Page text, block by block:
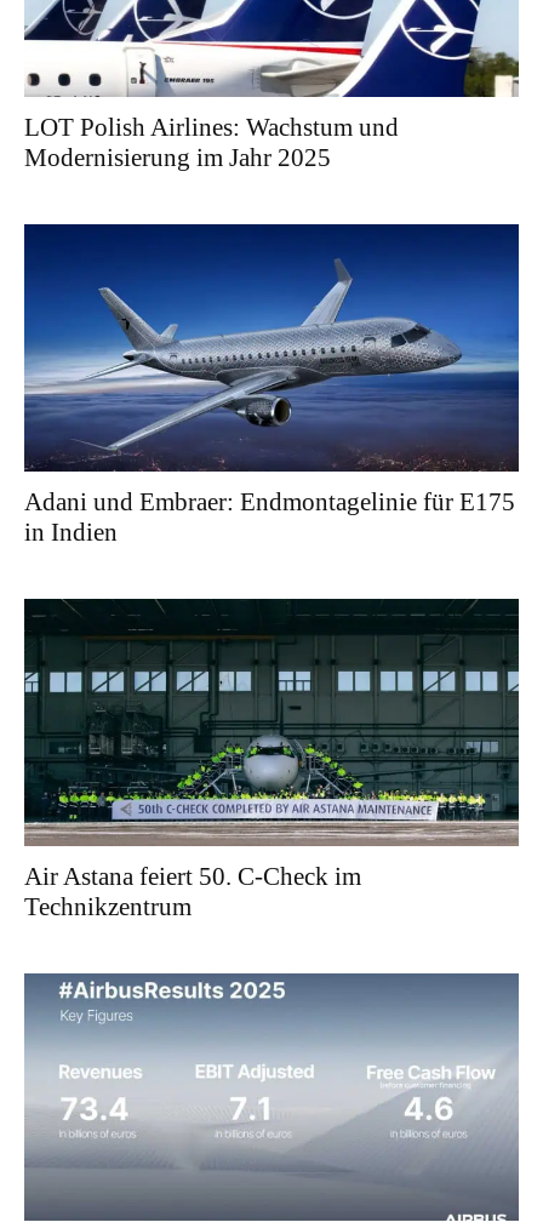
LOT Polish Airlines: Wachstum und
Modernisierung im Jahr 2025
Adani und Embraer: Endmontagelinie für E175
in Indien
Air Astana feiert 50. C-Check im
Technikzentrum